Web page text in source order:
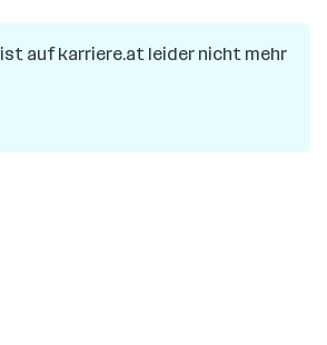
ist auf karriere.at leider nicht mehr